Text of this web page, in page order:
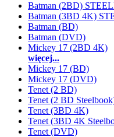
Batman (2BD)
Batman (3BD 4K)
Batman (BD)
Batman (DVD)
Mickey 17 (2BD 4K)
więcej...
Mickey 17 (BD)
Mickey 17 (DVD)
Tenet (2 BD)
Tenet (2 BD
Tenet (3BD 4K)
Tenet (3BD 4K
Tenet (DVD)